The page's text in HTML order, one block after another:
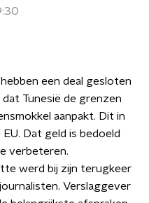
een deal gesloten
Tunesië de grenzen
aanpakt. Dit in
Dat geld is bedoeld
verbeteren.
werd bij zijn terugkeer
Verslaggever